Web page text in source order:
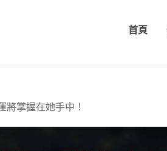
首頁
將掌握在她手中！